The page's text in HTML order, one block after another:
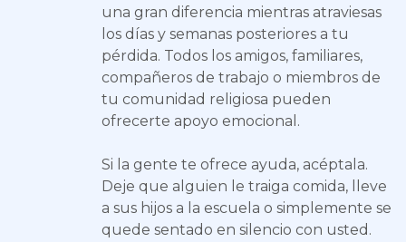
una gran diferencia mientras atraviesas
los días y semanas posteriores a tu
pérdida. Todos los amigos, familiares,
compañeros de trabajo o miembros de
tu comunidad religiosa pueden
ofrecerte apoyo emocional.
Si la gente te ofrece ayuda, acéptala.
Deje que alguien le traiga comida, lleve
a sus hijos a la escuela o simplemente se
quede sentado en silencio con usted.